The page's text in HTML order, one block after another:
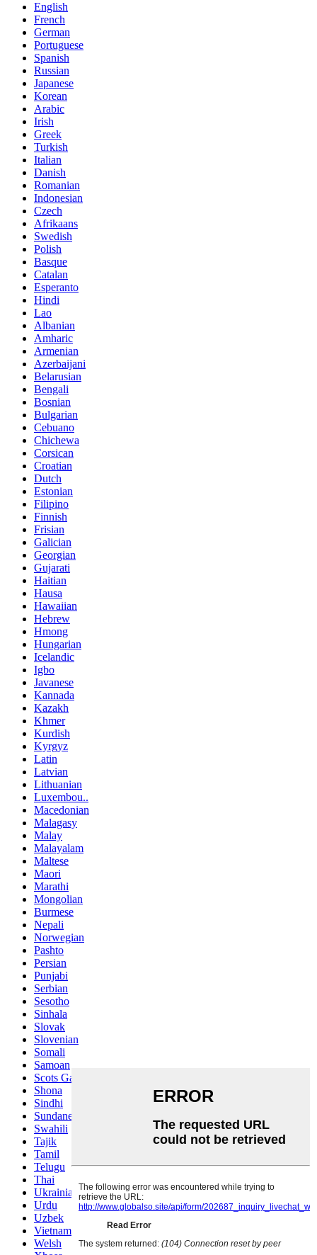
English
French
German
Portuguese
Spanish
Russian
Japanese
Korean
Arabic
Irish
Greek
Turkish
Italian
Danish
Romanian
Indonesian
Czech
Afrikaans
Swedish
Polish
Basque
Catalan
Esperanto
Hindi
Lao
Albanian
Amharic
Armenian
Azerbaijani
Belarusian
Bengali
Bosnian
Bulgarian
Cebuano
Chichewa
Corsican
Croatian
Dutch
Estonian
Filipino
Finnish
Frisian
Galician
Georgian
Gujarati
Haitian
Hausa
Hawaiian
Hebrew
Hmong
Hungarian
Icelandic
Igbo
Javanese
Kannada
Kazakh
Khmer
Kurdish
Kyrgyz
Latin
Latvian
Lithuanian
Luxembou..
Macedonian
Malagasy
Malay
Malayalam
Maltese
Maori
Marathi
Mongolian
Burmese
Nepali
Norwegian
Pashto
Persian
Punjabi
Serbian
Sesotho
Sinhala
Slovak
Slovenian
Somali
Samoan
Scots Gaelic
Shona
Sindhi
Sundanese
Swahili
Tajik
Tamil
Telugu
Thai
Ukrainian
Urdu
Uzbek
Vietnamese
Welsh